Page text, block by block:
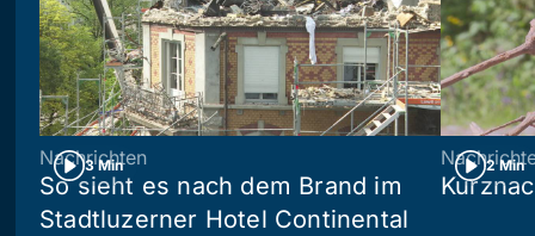
3 Min
Nachrichten
So sieht es nach dem Brand im
Stadtluzerner Hotel Continental
2 Min